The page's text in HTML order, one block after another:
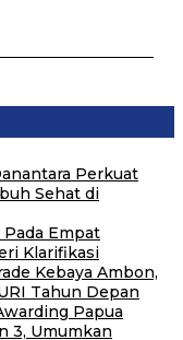
Perkuat
Sehat di
Empat
Klarifikasi
Kebaya Ambon,
Tahun Depan
Papua
3, Umumkan